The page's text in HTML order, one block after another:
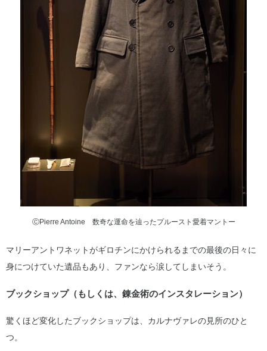
ⒸPierre Antoine 数奇な運命を辿ったプルースト愛着マントー
マリーアントワネットがギロチンにかけられるまでの最後の日々に
身につけていた遺品もあり、ファンなら涙してしまいそう。
ブックショップ（もしくは、錬金術のインスタレーション）
驚くほど変化したブックショップは、カルナヴァレの見所のひと
つ。